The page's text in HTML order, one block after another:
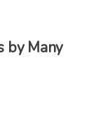
by Many